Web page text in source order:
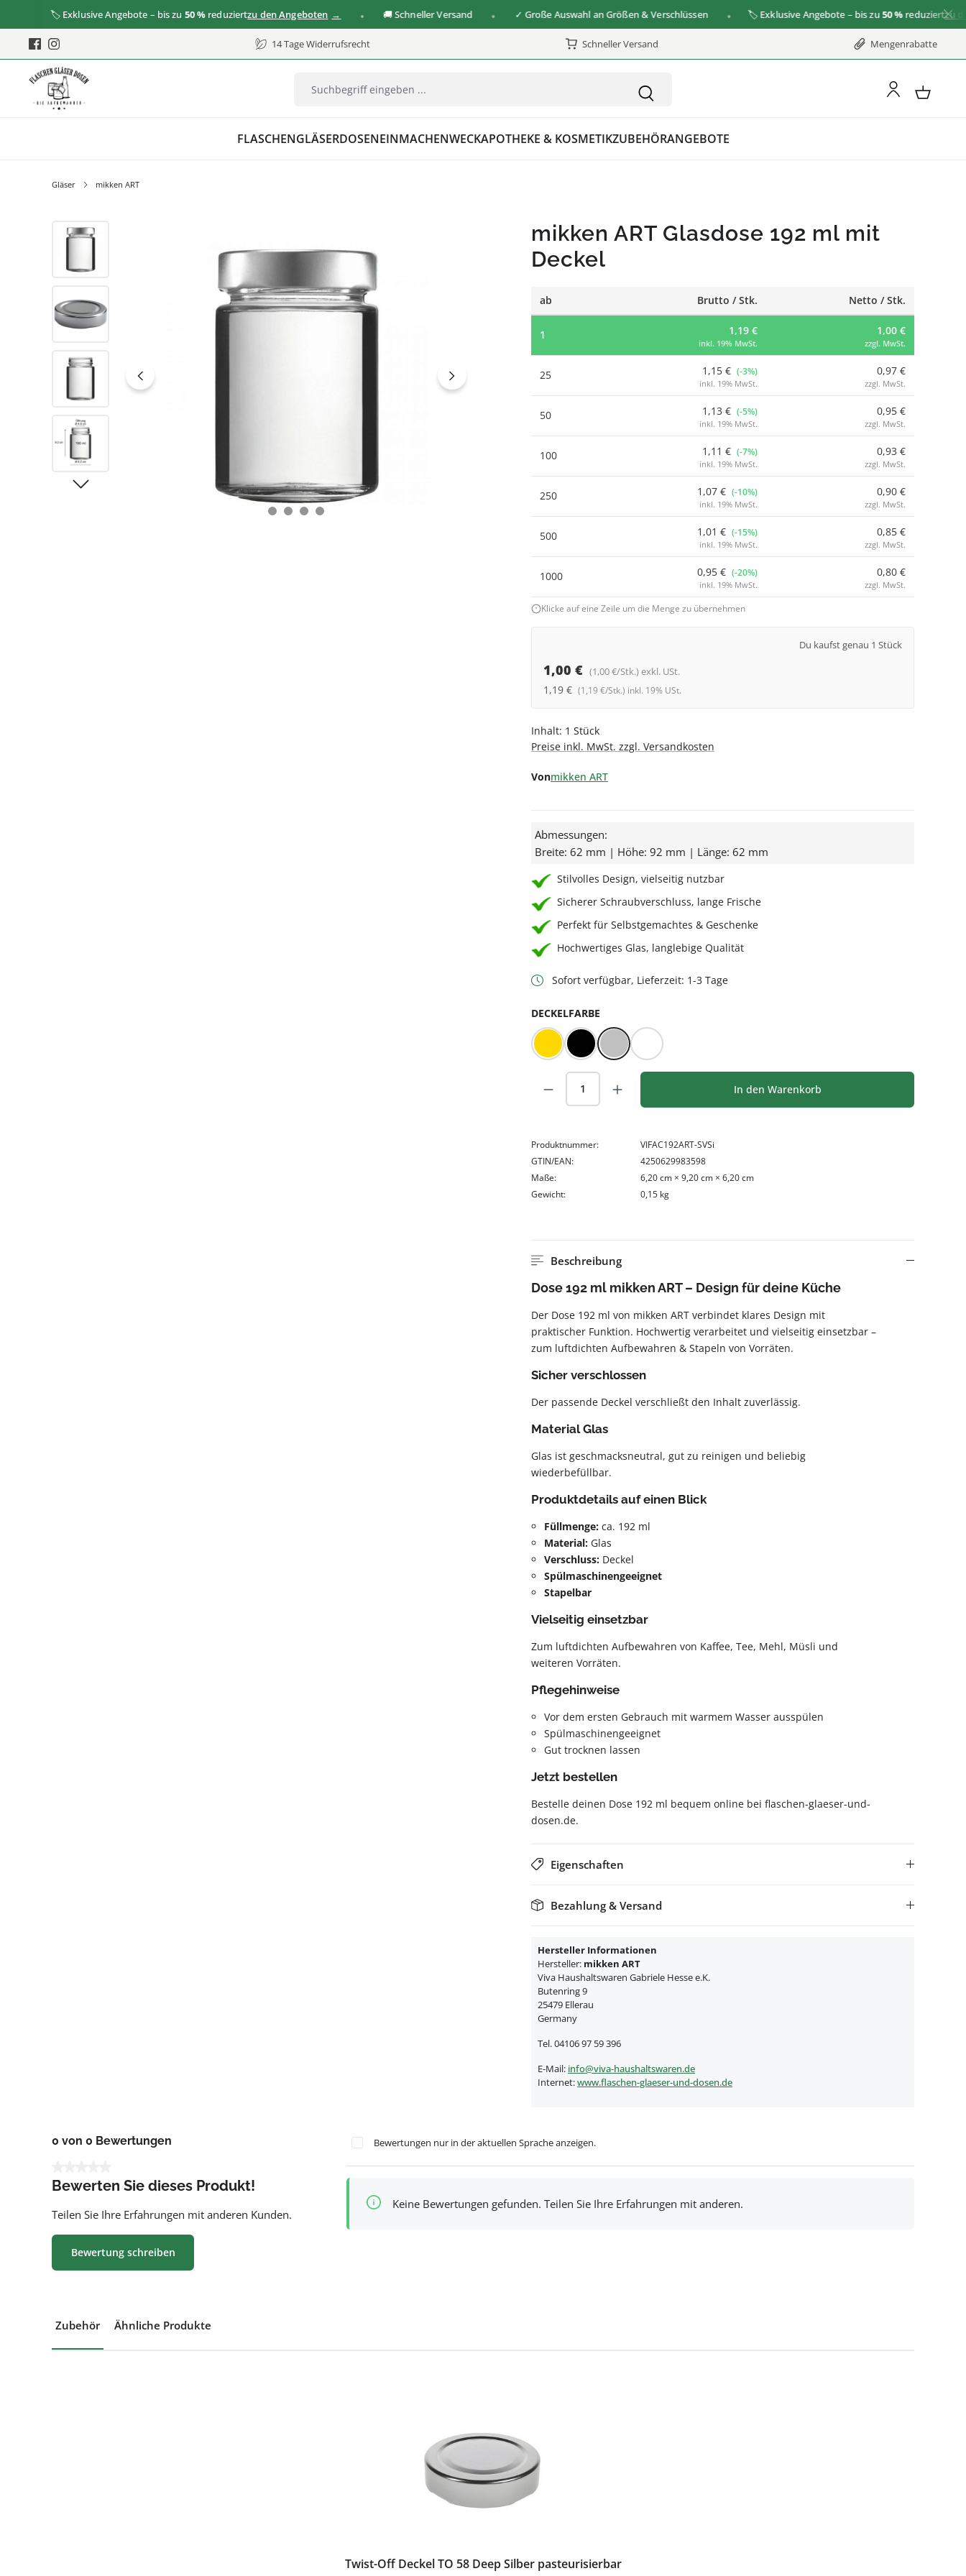
🏷️ Exklusive Angebote – bis zu50 %reduziertzu den Angeboten 🚚 Schneller Versand ✓ Große Auswahl an Größen & Verschlüssen 🏷️ Exklusive Angebote – bis zu50 %reduziertzu den
14 Tage Widerrufsrecht Schneller Versand Mengenrabatte
FLASCHENGLÄSERDOSENEINMACHENWECKAPOTHEKE & KOSMETIKZUBEHÖRANGEBOTE
Gläser mikken ART
Bildergalerie überspringen
mikken ART Glasdose 192 ml mit
Deckel
ab Brutto / Stk. Netto / Stk.
1 1,19 €
inkl. 19% MwSt.
1,00 €
zzgl. MwSt.
25 1,15 € (-3%)
inkl. 19% MwSt.
0,97 €
zzgl. MwSt.
50 1,13 € (-5%)
inkl. 19% MwSt.
0,95 €
zzgl. MwSt.
100 1,11 € (-7%)
inkl. 19% MwSt.
0,93 €
zzgl. MwSt.
250 1,07 € (-10%)
inkl. 19% MwSt.
0,90 €
zzgl. MwSt.
500 1,01 € (-15%)
inkl. 19% MwSt.
0,85 €
zzgl. MwSt.
1000 0,95 € (-20%)
inkl. 19% MwSt.
0,80 €
zzgl. MwSt.
Klicke auf eine Zeile um die Menge zu übernehmen
Du kaufst genau 1 Stück
1,00 € (1,00 €/Stk.) exkl. USt.
1,19 € (1,19 €/Stk.) inkl. 19% USt.
Inhalt: 1 Stück
Preise inkl. MwSt. zzgl. Versandkosten
Vonmikken ART
Abmessungen:
Breite: 62 mm | Höhe: 92 mm | Länge: 62 mm
Stilvolles Design, vielseitig nutzbar
Sicherer Schraubverschluss, lange Frische
Perfekt für Selbstgemachtes & Geschenke
Hochwertiges Glas, langlebige Qualität
Sofort verfügbar, Lieferzeit: 1-3 Tage
DECKELFARBE
Gold Schwarz Silber Weiß
Produkt Anzahl: Gib den gewünschten Wert ein
In den Warenkorb
Produktnummer:
VIFAC192ART-SVSi
GTIN/EAN:
4250629983598
Maße:
6,20 cm × 9,20 cm × 6,20 cm
Gewicht:
0,15 kg
Beschreibung
Dose 192 ml mikken ART – Design für deine Küche
Der Dose 192 ml von mikken ART verbindet klares Design mit
praktischer Funktion. Hochwertig verarbeitet und vielseitig einsetzbar –
zum luftdichten Aufbewahren & Stapeln von Vorräten.
Sicher verschlossen
Der passende Deckel verschließt den Inhalt zuverlässig.
Material Glas
Glas ist geschmacksneutral, gut zu reinigen und beliebig
wiederbefüllbar.
Produktdetails auf einen Blick
Füllmenge: ca. 192 ml
Material: Glas
Verschluss: Deckel
Spülmaschinengeeignet
Stapelbar
Vielseitig einsetzbar
Zum luftdichten Aufbewahren von Kaffee, Tee, Mehl, Müsli und
weiteren Vorräten.
Pflegehinweise
Vor dem ersten Gebrauch mit warmem Wasser ausspülen
Spülmaschinengeeignet
Gut trocknen lassen
Jetzt bestellen
Bestelle deinen Dose 192 ml bequem online bei flaschen-glaeser-und-
dosen.de.
Eigenschaften
Bezahlung & Versand
Hersteller Informationen
Hersteller: mikken ART
Viva Haushaltswaren Gabriele Hesse e.K.
Butenring 9
25479 Ellerau
Germany
Tel. 04106 97 59 396
E-Mail: info@viva-haushaltswaren.de
Internet:www.flaschen-glaeser-und-dosen.de
0 von 0 Bewertungen
Bewerten Sie dieses Produkt!
Teilen Sie Ihre Erfahrungen mit anderen Kunden.
Bewertung schreiben
Bewertungen nur in der aktuellen Sprache anzeigen.
Keine Bewertungen gefunden. Teilen Sie Ihre Erfahrungen mit anderen.
Zubehör Ähnliche Produkte
Twist-Off Deckel TO 58 Deep Silber pasteurisierbar